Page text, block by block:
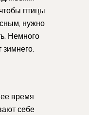
птицы
нужно
Немного
время
себе